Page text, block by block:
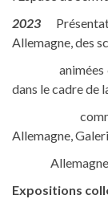
2023
Allemagne, des
animées
dans le cadre de
Allemagne,
Allemagne
Expositions